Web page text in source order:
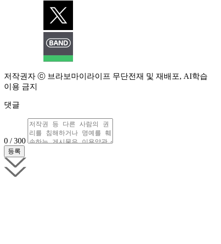
저작권자 ⓒ 브라보마이라이프 무단전재 및 재배포, AI학습
이용 금지
댓글
0 / 300